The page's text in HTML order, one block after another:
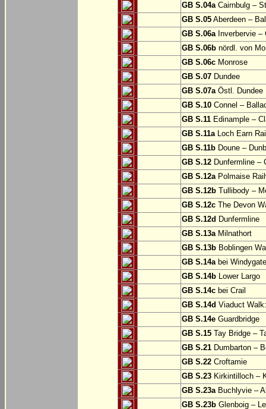
GB S.04aCairnbulg –
GB S.05 Aberdeen –
GB S.06aInverbervie –
GB S.06b nördl. von
GB S.06c Monrose
GB S.07 Dundee
GB S.07aÖstl. Dundee
GB S.10 Connel –
GB S.11 Edinample –
GB S.11aLoch Earn
GB S.11b Doune –
GB S.12 Dunfermline –
GB S.12aPolmaise
GB S.12b Tullibody –
GB S.12c The Devon
GB S.12d Dunfermline
GB S.13aMilnathort
GB S.13b Boblingen
GB S.14abei
GB S.14b Lower Largo
GB S.14c bei Crail
GB S.14d Viaduct
GB S.14e Guardbridge
GB S.15 Tay Bridge –
GB S.21 Dumbarton –
GB S.22 Croftamie
GB S.23 Kirkintilloch –
GB S.23aBuchlyvie –
GB S.23b Glenboig –